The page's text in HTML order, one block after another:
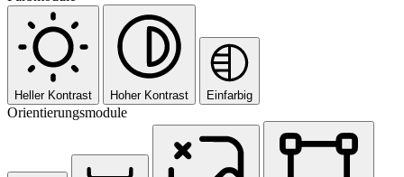
Heller Kontrast Hoher Kontrast Einfarbig
Orientierungsmodule